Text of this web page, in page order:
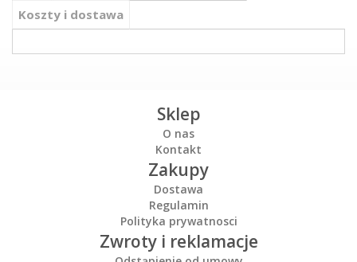
Koszty i dostawa
Sklep
O nas
Kontakt
Zakupy
Dostawa
Regulamin
Polityka prywatnosci
Zwroty i reklamacje